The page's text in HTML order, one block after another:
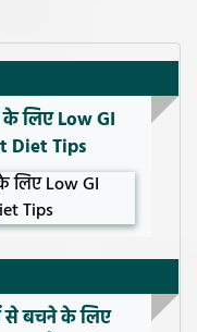
के लिए Low GI
Diet Tips
से बचने के लिए